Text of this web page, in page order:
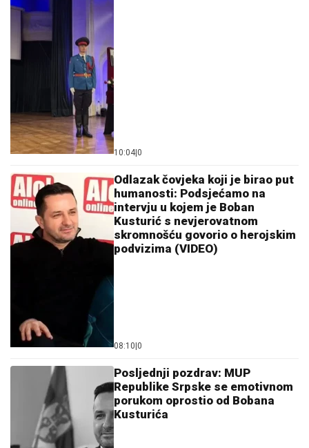
10:04 0
Odlazak čovjeka koji je birao put
humanosti: Podsjećamo na
intervju u kojem je Boban
Kusturić s nevjerovatnom
skromnošću govorio o herojskim
podvizima (VIDEO)
08:10 0
Posljednji pozdrav: MUP
Republike Srpske se emotivnom
porukom oprostio od Bobana
Kusturića